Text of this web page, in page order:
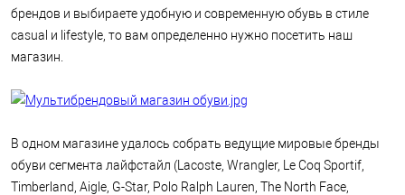
брендов и выбираете удобную и современную обувь в стиле
casual и lifestyle, то вам определенно нужно посетить наш
магазин.
В одном магазине удалось собрать ведущие мировые бренды
обуви сегмента лайфстайл (Lacoste, Wrangler, Le Coq Sportif,
Timberland, Aigle, G-Star, Polo Ralph Lauren, The North Face,